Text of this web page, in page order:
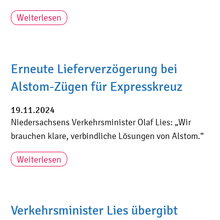
Weiterlesen
Erneute Lieferverzögerung bei
Alstom-Zügen für Expresskreuz
19.11.2024
Niedersachsens Verkehrsminister Olaf Lies: „Wir
brauchen klare, verbindliche Lösungen von Alstom.“
Weiterlesen
Verkehrsminister Lies übergibt